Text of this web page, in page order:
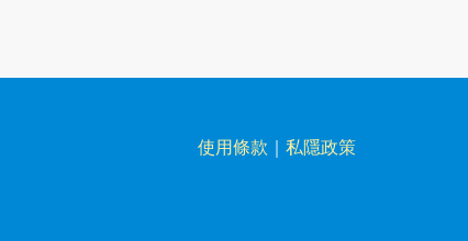
使用條款 ｜ 私隱政策